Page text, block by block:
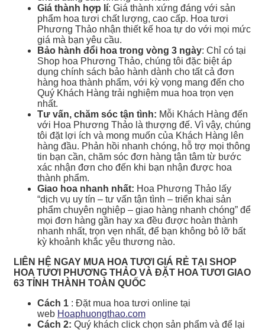
Giá thành hợp lí: Giá thành xứng đáng với sản
phẩm hoa tươi chất lượng, cao cấp. Hoa tươi
Phương Thảo nhận thiết kế hoa tự do với mọi mức
giá mà bạn yêu cầu.
Bảo hành đổi hoa trong vòng 3 ngày: Chỉ có tại
Shop hoa Phương Thảo, chúng tôi đặc biệt áp
dụng chính sách bảo hành dành cho tất cả đơn
hàng hoa thành phẩm, với kỳ vọng mang đến cho
Quý Khách Hàng trải nghiệm mua hoa trọn vẹn
nhất.
Tư vấn, chăm sóc tận tình: Mỗi Khách Hàng đến
với Hoa Phương Thảo là thượng đế. Vì vậy, chúng
tôi đặt lợi ích và mong muốn của Khách Hàng lên
hàng đầu. Phản hồi nhanh chóng, hỗ trợ mọi thông
tin bạn cần, chăm sóc đơn hàng tận tâm từ bước
xác nhận đơn cho đến khi bạn nhận được hoa
thành phẩm.
Giao hoa nhanh nhất: Hoa Phương Thảo lấy
“dịch vụ uy tín – tư vấn tận tình – triển khai sản
phẩm chuyên nghiệp – giao hàng nhanh chóng” để
mọi đơn hàng gần hay xa đều được hoàn thành
nhanh nhất, trọn vẹn nhất, để bạn không bỏ lỡ bất
kỳ khoảnh khắc yêu thương nào.
LIÊN HỆ NGAY MUA HOA TƯƠI GIÁ RẺ TẠI SHOP
HOA TƯƠI PHƯƠNG THẢO VÀ ĐẶT HOA TƯƠI GIAO
63 TỈNH THÀNH TOÀN QUỐC
Cách 1 : Đặt mua hoa tươi online tại
web Hoaphuongthao.com
Cách 2: Quý khách click chọn sản phẩm và để lại